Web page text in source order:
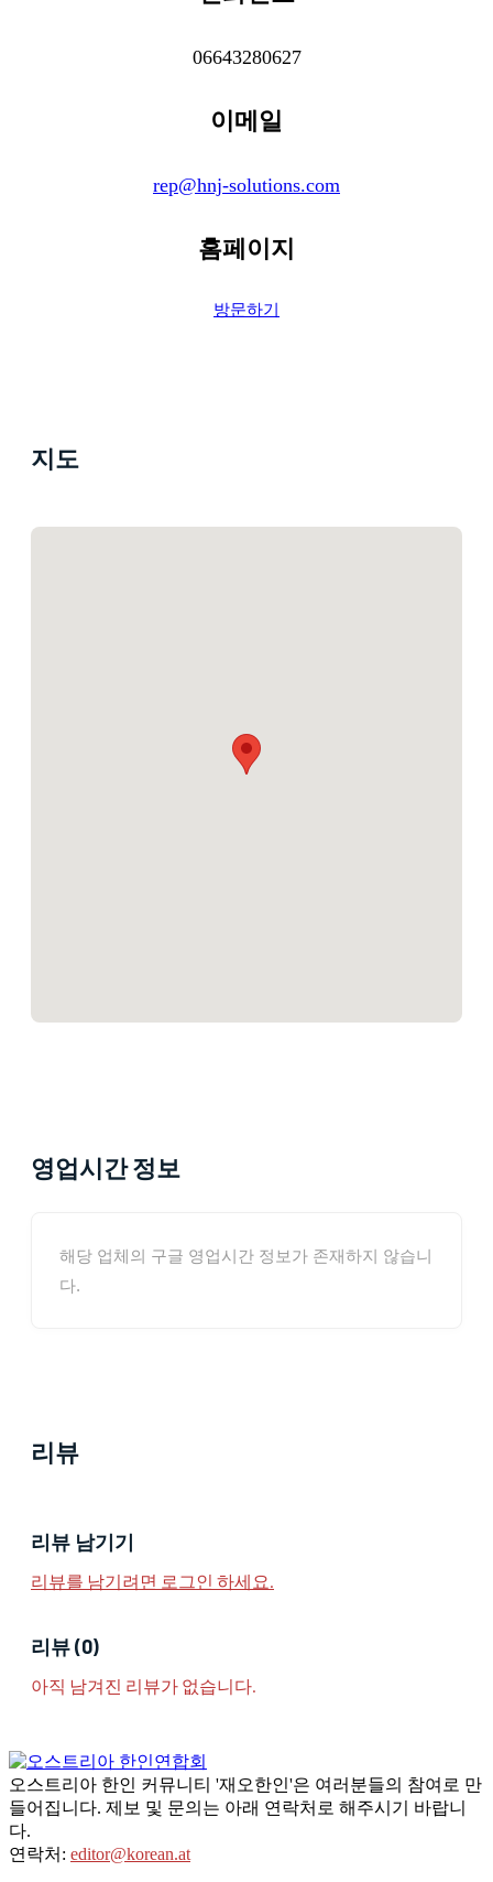
06643280627
이메일
rep@hnj-solutions.com
홈페이지
방문하기
지도
영업시간 정보
해당 업체의 구글 영업시간 정보가 존재하지 않습니
다.
리뷰
리뷰 남기기
리뷰를 남기려면 로그인 하세요.
리뷰 (0)
아직 남겨진 리뷰가 없습니다.
오스트리아 한인 커뮤니티 '재오한인'은 여러분들의 참여로 만
들어집니다. 제보 및 문의는 아래 연락처로 해주시기 바랍니
다.
연락처: editor@korean.at